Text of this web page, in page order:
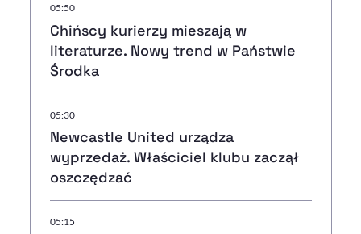
05:50
Chińscy kurierzy mieszają w
literaturze. Nowy trend w Państwie
Środka
05:30
Newcastle United urządza
wyprzedaż. Właściciel klubu zaczął
oszczędzać
05:15